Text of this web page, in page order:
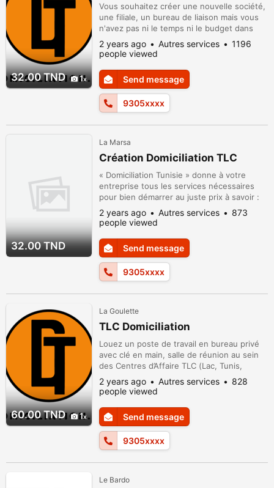
32.00 TND 1
Vous souhaitez créer une nouvelle société,
une filiale, un bureau de liaison mais vous
n'avez pas ni le temps ni le budget dans
l'immédiat pour équiper vos bureaux de
matériel performant? Nous vous offrons un
service de domiciliation des entreprises à la
carte avec des solutions flexibles pour
l’utilisation des espaces de travail dans une
ambiance conviviale...
2 years ago Autres services
1196
people viewed
Send message
9305xxxx
32.00 TND
La Marsa
Création Domiciliation TLC
« Domiciliation Tunisie » donne à votre
entreprise tous les services nécessaires
pour bien démarrer au juste prix à savoir :
une salle de réunion, la réception
téléphonique, scanne des courriers ....
numéro tel fixe / fax Alors n'hésitez pas à
nous contacter sur :93 050 729
2 years ago Autres services
873
people viewed
Send message
9305xxxx
60.00 TND 1
La Goulette
TLC Domiciliation
Louez un poste de travail en bureau privé
avec clé en main, salle de réunion au sein
des Centres d’Affaire TLC (Lac, Tunis,
Ariana, Sousse et Sfax) Pour plus
d'informations :93 050 729
www.domiciliation.tn
2 years ago Autres services
828
people viewed
Send message
9305xxxx
Le Bardo